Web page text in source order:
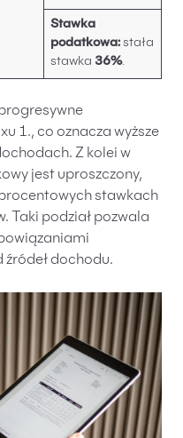
Stawka
podatkowa: stała
stawka 36%.
1., co oznacza wyższe
Z kolei w
jest uproszczony,
stawkach
Taki podział pozwala
dochodu.